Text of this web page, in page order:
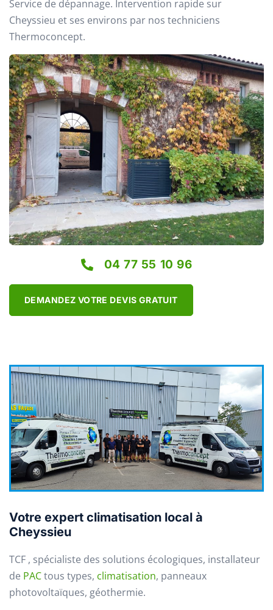
Service de dépannage. Intervention rapide sur
Cheyssieu et ses environs par nos techniciens
Thermoconcept.
04 77 55 10 96
DEMANDEZ VOTRE DEVIS GRATUIT
Votre expert climatisation local à
Cheyssieu
TCF , spécialiste des solutions écologiques, installateur
de PACtous types, climatisation, panneaux
photovoltaïques, géothermie.